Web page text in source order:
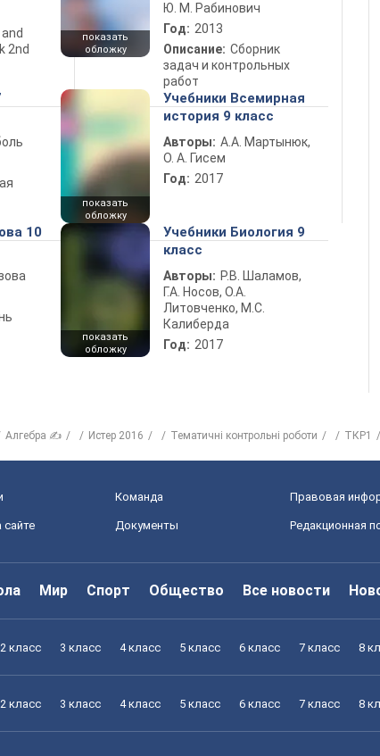
2nd
показать
обложку
Ю. М. Рабинович
Год: 2013
Описание: Сборник
задач и контрольных
работ
показать
обложку
Учебники Всемирная
история 9 класс
Авторы: А.А. Мартынюк,
О. А. Гисем
Год: 2017
10
показать
обложку
Учебники Биология 9
класс
Авторы: Р.В. Шаламов,
Г.А. Носов, О.А.
Литовченко, М.С.
Калиберда
Год: 2017
Алгебра ✍ Истер 2016 Тематичні контрольні роботи ТКР1
Команда Правовая
сайте Документы Редакционная
Мир Спорт Общество Все новости
2 класс 3 класс 4 класс 5 класс 6 класс 7 класс 8
2 класс 3 класс 4 класс 5 класс 6 класс 7 класс 8